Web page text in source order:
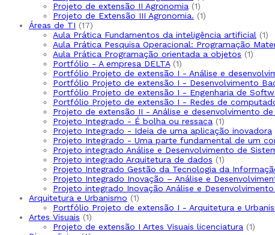
Projeto de extensão II Agronomia
1
Projeto de Extensão III Agronomia.
1
Áreas de TI
17
Aula Prática Fundamentos da inteligência artificial
1
Aula Prática Pesquisa Operacional: Programação
Aula Prática Programação orientada a objetos
1
Portfólio - A empresa DELTA
1
Portfólio Projeto de extensão I - Análise e
Portfólio Projeto de extensão I - Desenvolvimento
Portfólio Projeto de extensão I - Engenharia de
Portfólio Projeto de extensão I - Redes de
Projeto de extensão II - Análise e desenvolvimento de
Projeto Integrado - É bolha ou ressaca
1
Projeto Integrado - Ideia de uma aplicação inovadora
Projeto Integrado - Uma parte fundamental de um
Projeto integrado Análise e Desenvolvimento de
Projeto integrado Arquitetura de dados
1
Projeto Integrado Gestão da Tecnologia da
Projeto Integrado Inovação – Análise e
Projeto integrado Inovação Análise e
Arquitetura e Urbanismo
1
Portfólio Projeto de extensão I - Arquitetura e
Artes Visuais
1
Projeto de extensão I Artes Visuais licenciatura
1